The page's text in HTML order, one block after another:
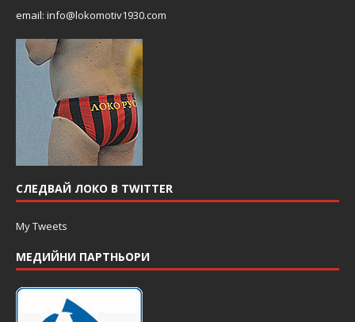
email: info@lokomotiv1930.com
СЛЕДВАЙ ЛОКО В TWITTER
My Tweets
МЕДИЙНИ ПАРТНЬОРИ